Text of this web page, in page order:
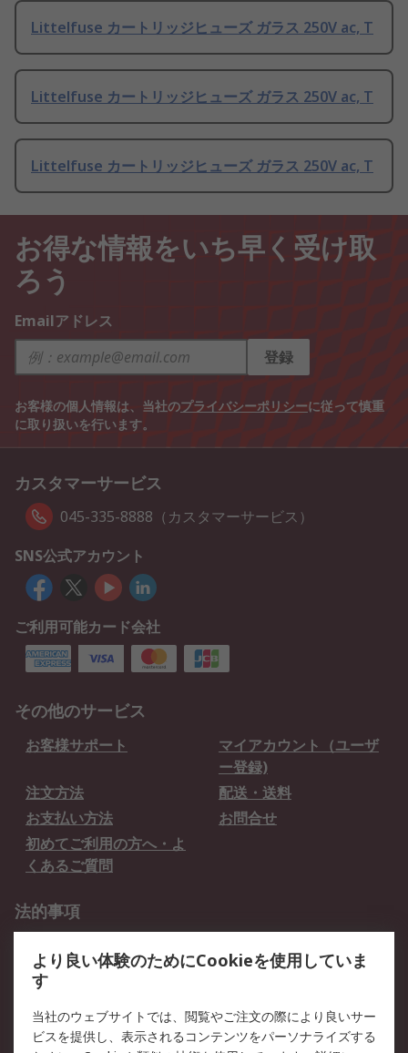
Littelfuse カートリッジヒューズ ガラス 250V ac, T
Littelfuse カートリッジヒューズ ガラス 250V ac, T
Littelfuse カートリッジヒューズ ガラス 250V ac, T
お得な情報をいち早く受け取
ろう
Emailアドレス
登録
お客様の個人情報は、当社のプライバシーポリシーに従って慎重
に取り扱いを行います。
カスタマーサービス
045-335-8888（カスタマーサービス）
SNS公式アカウント
ご利用可能カード会社
その他のサービス
お客様サポート
マイアカウント（ユーザ
ー登録)
注文方法
配送・送料
お支払い方法
お問合せ
初めてご利用の方へ・よ
くあるご質問
法的事項
クッキーポリシー
RSについて
より良い体験のためにCookieを使用していま
す
当社のウェブサイトでは、閲覧やご注文の際により良いサー
ビスを提供し、表示されるコンテンツをパーソナライズする